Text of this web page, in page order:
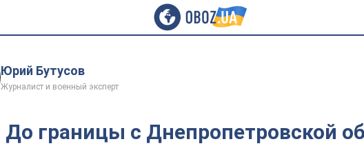
Юрий Бутусов
Журналист и военный эксперт
До границы с Днепропетровской